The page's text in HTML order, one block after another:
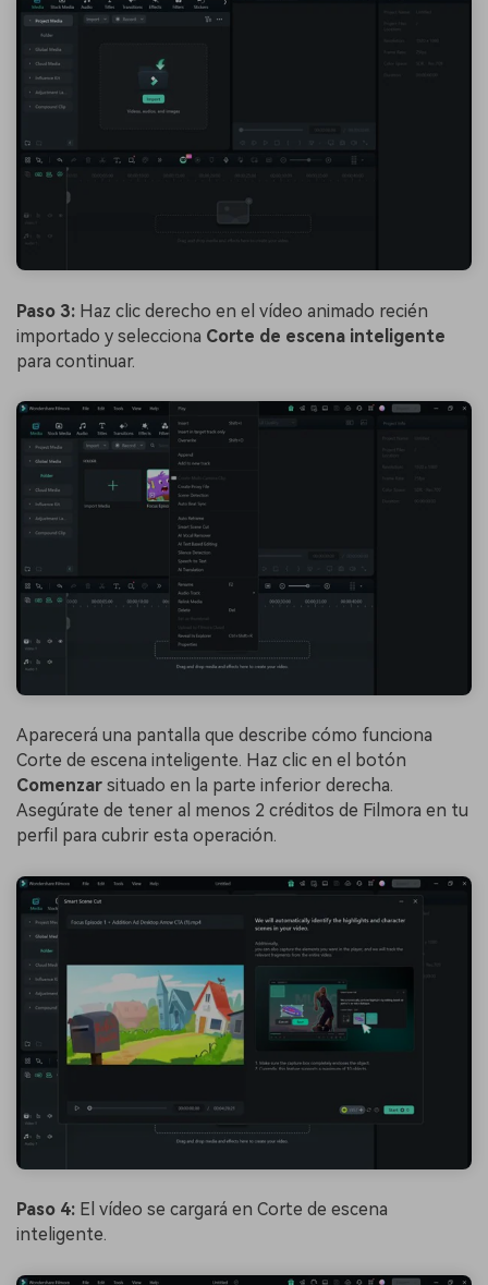
Paso 3: Haz clic derecho en el vídeo animado recién
importado y selecciona Corte de escena inteligente
para continuar.
Aparecerá una pantalla que describe cómo funciona
Corte de escena inteligente. Haz clic en el botón
Comenzar situado en la parte inferior derecha.
Asegúrate de tener al menos 2 créditos de Filmora en tu
perfil para cubrir esta operación.
Paso 4: El vídeo se cargará en Corte de escena
inteligente.